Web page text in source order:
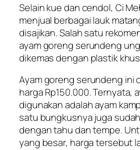
Selain kue dan cendol, Ci
menjual berbagai lauk
disajikan. Salah satu
ayam goreng serundeng
dikemas dengan plastik
Ayam goreng serundeng ini
harga Rp150.000. Ternyata,
digunakan adalah ayam
satu bungkusnya juga
dengan tahu dan tempe.
yang besar, harga tersebut